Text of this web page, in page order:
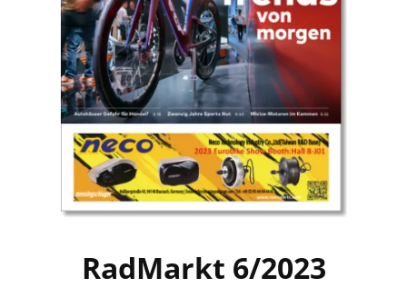
RadMarkt 6/2023